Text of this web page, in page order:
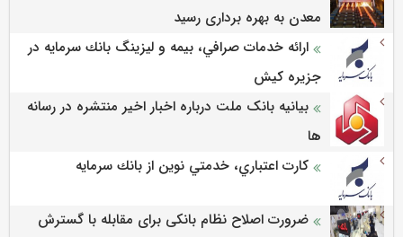
معدن به بهره برداری رسید
ارائه خدمات صرافي، بيمه و ليزينگ بانك سرمايه در
جزيره كيش
بیانیه بانک ملت درباره اخبار اخیر منتشره در رسانه
ها
كارت اعتباري، خدمتي نوين از بانك سرمايه
ضرورت اصلاح نظام بانکی برای مقابله با گسترش